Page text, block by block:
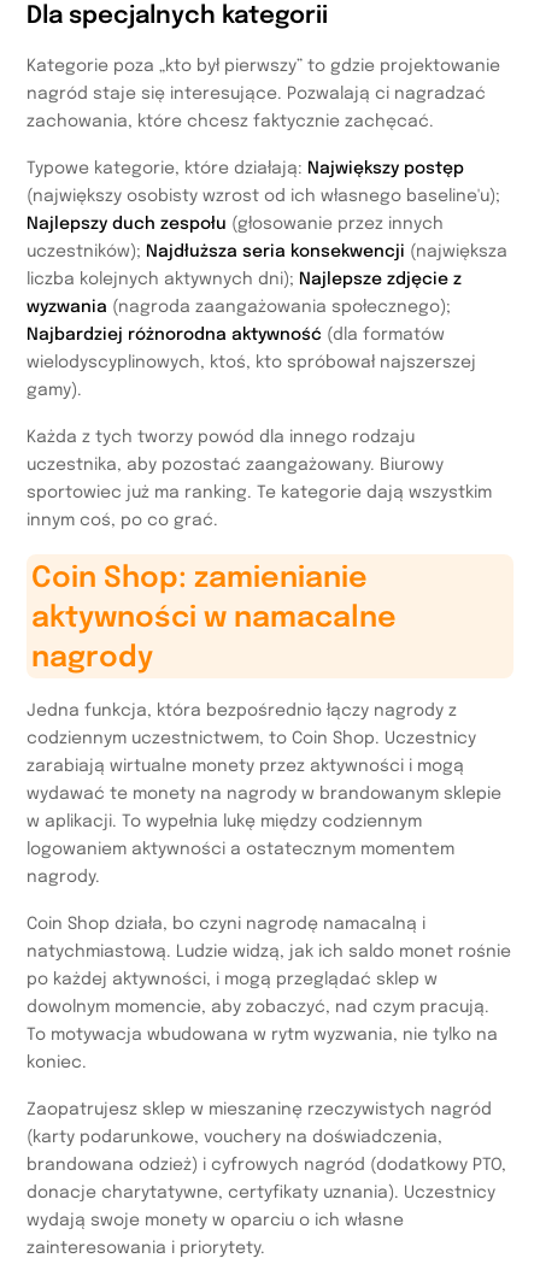
Dla specjalnych kategorii
Kategorie poza „kto był pierwszy” to gdzie projektowanie
nagród staje się interesujące. Pozwalają ci nagradzać
zachowania, które chcesz faktycznie zachęcać.
Typowe kategorie, które działają: Największy postęp
(największy osobisty wzrost od ich własnego baseline'u);
Najlepszy duch zespołu (głosowanie przez innych
uczestników); Najdłuższa seria konsekwencji (największa
liczba kolejnych aktywnych dni); Najlepsze zdjęcie z
wyzwania (nagroda zaangażowania społecznego);
Najbardziej różnorodna aktywność (dla formatów
wielodyscyplinowych, ktoś, kto spróbował najszerszej
gamy).
Każda z tych tworzy powód dla innego rodzaju
uczestnika, aby pozostać zaangażowany. Biurowy
sportowiec już ma ranking. Te kategorie dają wszystkim
innym coś, po co grać.
Coin Shop: zamienianie
aktywności w namacalne
nagrody
Jedna funkcja, która bezpośrednio łączy nagrody z
codziennym uczestnictwem, to Coin Shop. Uczestnicy
zarabiają wirtualne monety przez aktywności i mogą
wydawać te monety na nagrody w brandowanym sklepie
w aplikacji. To wypełnia lukę między codziennym
logowaniem aktywności a ostatecznym momentem
nagrody.
Coin Shop działa, bo czyni nagrodę namacalną i
natychmiastową. Ludzie widzą, jak ich saldo monet rośnie
po każdej aktywności, i mogą przeglądać sklep w
dowolnym momencie, aby zobaczyć, nad czym pracują.
To motywacja wbudowana w rytm wyzwania, nie tylko na
koniec.
Zaopatrujesz sklep w mieszaninę rzeczywistych nagród
(karty podarunkowe, vouchery na doświadczenia,
brandowana odzież) i cyfrowych nagród (dodatkowy PTO,
donacje charytatywne, certyfikaty uznania). Uczestnicy
wydają swoje monety w oparciu o ich własne
zainteresowania i priorytety.